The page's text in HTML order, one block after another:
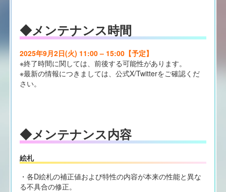
◆メンテナンス時間
2025年9月2日(火) 11:00 – 15:00【予定】
※終了時間に関しては、前後する可能性があります。
※最新の情報につきましては、公式X/Twitterをご確認くだ
さい。
◆メンテナンス内容
絵札
・各D絵札の補正値および特性の内容が本来の性能と異な
る不具合の修正。